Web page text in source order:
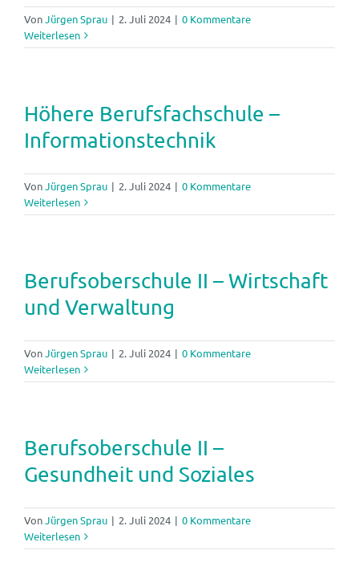
VonJürgen Sprau | 2. Juli 2024 | 0 Kommentare
Weiterlesen
Höhere Berufsfachschule –
Informationstechnik
VonJürgen Sprau | 2. Juli 2024 | 0 Kommentare
Weiterlesen
Berufsoberschule II – Wirtschaft
und Verwaltung
VonJürgen Sprau | 2. Juli 2024 | 0 Kommentare
Weiterlesen
Berufsoberschule II –
Gesundheit und Soziales
VonJürgen Sprau | 2. Juli 2024 | 0 Kommentare
Weiterlesen